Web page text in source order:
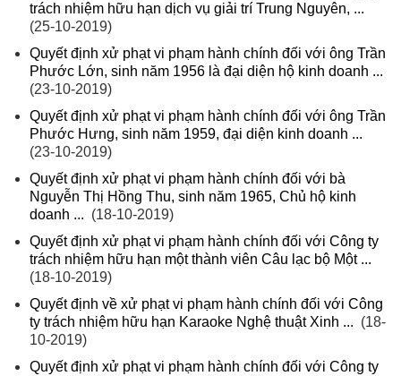
trách nhiệm hữu hạn dịch vụ giải trí Trung Nguyên, ...
(25-10-2019)
Quyết định xử phạt vi phạm hành chính đối với ông Trần
Phước Lớn, sinh năm 1956 là đại diện hộ kinh doanh ...
(23-10-2019)
Quyết định xử phạt vi phạm hành chính đối với ông Trần
Phước Hưng, sinh năm 1959, đại diện kinh doanh ...
(23-10-2019)
Quyết định xử phạt vi phạm hành chính đối với bà
Nguyễn Thị Hồng Thu, sinh năm 1965, Chủ hộ kinh
doanh ... (18-10-2019)
Quyết định xử phạt vi phạm hành chính đối với Công ty
trách nhiệm hữu hạn một thành viên Câu lạc bộ Một ...
(18-10-2019)
Quyết định về xử phạt vi phạm hành chính đối với Công
ty trách nhiệm hữu hạn Karaoke Nghệ thuật Xinh ... (18-
10-2019)
Quyết định xử phạt vi phạm hành chính đối với Công ty